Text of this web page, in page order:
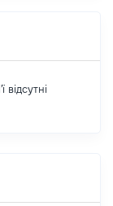
відсутні